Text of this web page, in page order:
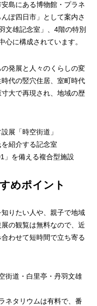
島にある博物館・プラネ
ぽ四日市」として案内さ
文雄記念室」、4階の特別
心に構成されています。
発展と人々のくらしの変
代の竪穴住居、室町時代
大で再現され、地域の歴
展「時空街道」
紹介する記念室
」を備える複合型施設
めポイント
りたい人や、親子で地域
の観覧は無料なので、近
わせて短時間で立ち寄る
街道・白里亭・丹羽文雄
ネタリウムは有料で、番